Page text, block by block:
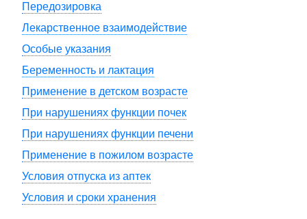
Передозировка
Лекарственное взаимодействие
Особые указания
Беременность и лактация
Применение в детском возрасте
При нарушениях функции почек
При нарушениях функции печени
Применение в пожилом возрасте
Условия отпуска из аптек
Условия и сроки хранения